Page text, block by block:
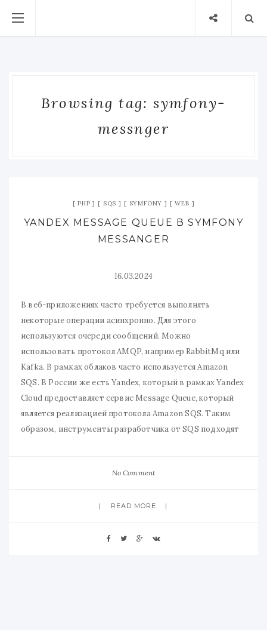
Browsing tag: symfony-
messnger
PHP SQS SYMFONY WEB
YANDEX MESSAGE QUEUE В SYMFONY
MESSANGER
16.03.2024
В веб-приложениях часто требуется выполнять
некоторые операции асинхронно. Для этого
используются очереди сообщений. Можно
использовать протокол AMQP, например RabbitMq или
Kafka. В рамках облаков часто используется Amazon
SQS. В России же есть Yandex, который в рамках Yandex
Cloud предоставляет сервис Message Queue, который
является реализацией протокола Amazon SQS. Таким
образом, инструменты разработчика от SQS подходят
No Comment
READ MORE